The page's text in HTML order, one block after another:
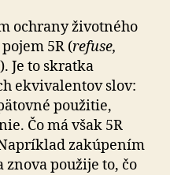
ochrany životného
5R (refuse,
). Je to skratka
ekvivalentov slov:
použitie,
Čo má však 5R
zakúpením
znova použije to, čo